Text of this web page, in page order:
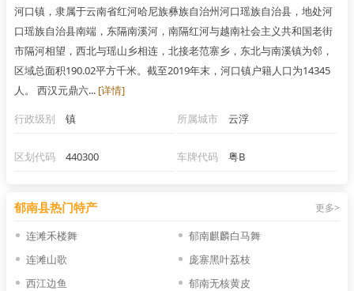
河口镇，隶属于云南省红河哈尼族彝族自治州河口瑶族自治县，地处河
口瑶族自治县南端，东隔南溪河，南隔红河与越南社会主义共和国老街
市隔河相望，西北与瑶山乡相连，北接老范寨乡，东北与南溪镇为邻，
区域总面积190.02平方千米。截至2019年末，河口镇户籍人口为14345
人。 西汉元鼎六... [详情]
行政级别
镇 所属城市 云浮
区划代码 440300 车牌代码 粤B
郁南县热门特产 更多>
连滩禾楼舞
郁南麒麟白马舞
连滩山歌
庞寨黑叶荔枝
西江边鱼
郁南无核黄皮